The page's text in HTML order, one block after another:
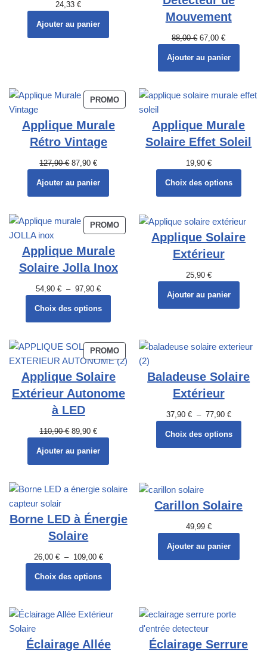
24,33€
Ajouter au panier
Mouvement
88,00€ 67,00€
Ajouter au panier
PROMO
Applique Murale
Rétro Vintage
127,90€ 87,90€
Ajouter au panier
Applique Murale
Solaire Effet Soleil
19,90 €
Choix des options
PROMO
Applique Murale
Solaire Jolla Inox
54,90€ – 97,90€
Choix des options
Applique Solaire
Extérieur
25,90 €
Ajouter au panier
PROMO
Applique Solaire
Extérieur Autonome
à LED
110,90€ 89,90€
Ajouter au panier
Baladeuse Solaire
Extérieur
37,90 € – 77,90 €
Choix des options
Borne LED à Énergie
Solaire
26,00 € – 109,00 €
Choix des options
Carillon Solaire
49,99 €
Ajouter au panier
Éclairage Allée
Éclairage Serrure